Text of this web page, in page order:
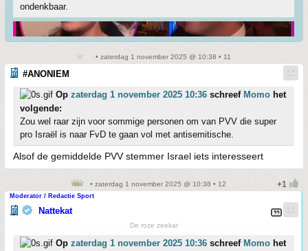
ondenkbaar.
• zaterdag 1 november 2025 @ 10:38 • 11
#ANONIEM
Op zaterdag 1 november 2025 10:36 schreef Momo het
volgende:
Zou wel raar zijn voor sommige personen om van PVV die super
pro Israël is naar FvD te gaan vol met antisemitische.
Alsof de gemiddelde PVV stemmer Israel iets interesseert
• zaterdag 1 november 2025 @ 10:38 • 12
Moderator / Redactie Sport
Nattekat
De roze zeekat
Op zaterdag 1 november 2025 10:36 schreef Momo het